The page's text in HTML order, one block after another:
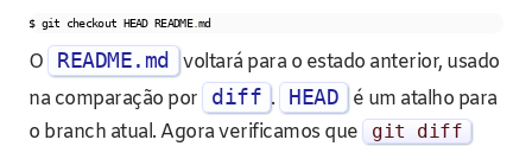
$ git checkout HEAD README.md
O README.md
voltará para o estado anterior, usado
na comparação por
diff . HEAD
é um atalho para
o branch atual. Agora verificamos que
git diff